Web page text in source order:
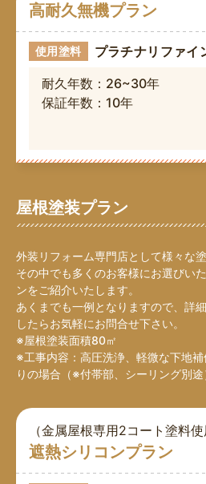
高耐久無機プラン
使用塗料
プラチナリファ
耐久年数：26~30年
保証年数：10年
屋根塗装プラン
外装リフォーム専門店として様々な
その中でも多くのお客様にお選びい
ンをご紹介いたします。
あくまでも一例となりますので、詳
したらお気軽にお問合せ下さい。
※屋根塗装面積80㎡
※工事内容：高圧洗浄、軽微な下地
りの場合（※付帯部、シーリング別途
（金属屋根専用2コート塗料使
遮熱シリコンプラン